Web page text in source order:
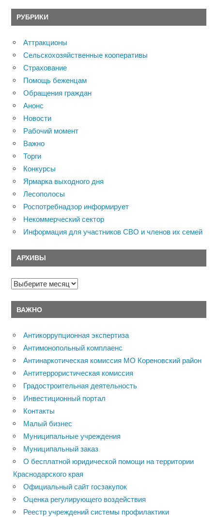
РУБРИКИ
Аттракционы
Сельскохозяйственные кооперативы
Страхование
Помощь беженцам
Обращения граждан
Анонс
Новости
Рабочий момент
Важно
Торги
Конкурсы
Ярмарка выходного дня
Лесополосы
Роспотребнадзор информирует
Некоммерческий сектор
Информация для участников СВО и членов их семей
АРХИВЫ
Архивы
ВАЖНО
Антикоррупционная экспертиза
Антимонопольный комплаенс
Антинаркотическая комиссия МО Кореновский район
Антитеррористическая комиссия
Градостроительная деятельность
Инвестиционный портал
Контакты
Малый бизнес
Муниципальные учреждения
Муниципальный заказ
О бесплатной юридической помощи на территории
Краснодарского края
Официальный сайт госзакупок
Оценка регулирующего воздействия
Реестр учреждений системы профилактики